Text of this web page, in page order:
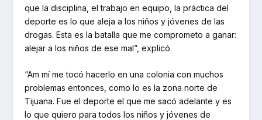
que la disciplina, el trabajo en equipo, la práctica del
deporte es lo que aleja a los niños y jóvenes de las
drogas. Esta es la batalla que me comprometo a ganar:
alejar a los niños de ese mal”, explicó.
“Am mí me tocó hacerlo en una colonia con muchos
problemas entonces, como lo es la zona norte de
Tijuana. Fue el deporte el que me sacó adelante y es
lo que quiero para todos los niños y jóvenes de